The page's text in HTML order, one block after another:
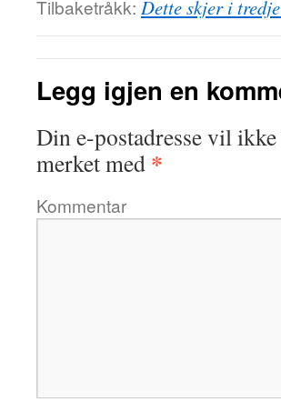
Tilbaketråkk: Dette skjer i
Legg igjen en
Din e-postadresse vil
merket med *
Kommentar